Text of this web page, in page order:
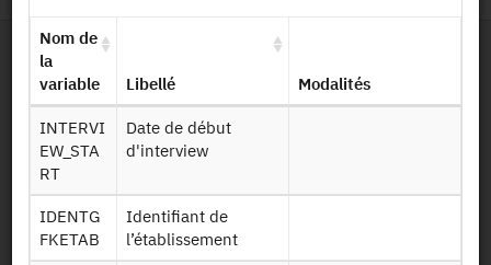
Dessin de fichier
Identifiant persistant (DOI)
Retour à la source
Nom de
la
variable
Libellé Modalités
INTERVI
EW_STA
RT
Date de début
d'interview
IDENTG
FKETAB
Identifiant de
l’établissement